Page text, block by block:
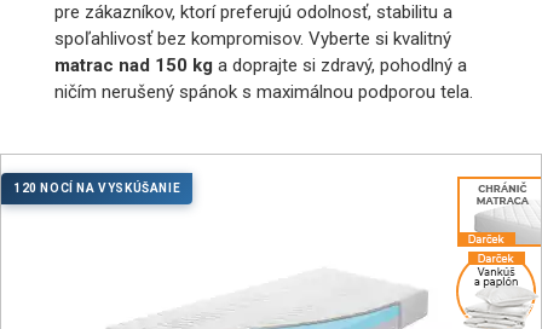
pre zákazníkov, ktorí preferujú odolnosť, stabilitu a
spoľahlivosť bez kompromisov. Vyberte si kvalitný
matrac nad 150 kg a doprajte si zdravý, pohodlný a
ničím nerušený spánok s maximálnou podporou tela.
120 NOCÍ NA VYSKÚŠANIE